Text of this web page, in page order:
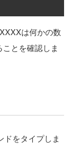
は何かの数
とを確認しま
をタイプしま